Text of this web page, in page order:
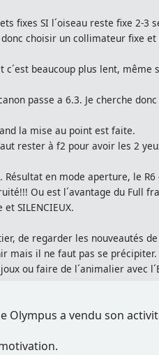
fixes SI l´oiseau reste fixe 2-3
choisir un collimateur fixe
beaucoup plus lent, même
passe a 6.3. Je cherche
la mise au point est faite.
rester à f2 pour avoir les 2
en mode aperture, le
Ou est l´avantage du Full
SILENCIEUX.
de regarder les nouveautés de
mais il ne faut pas se précipiter.
ou faire de l´animalier avec
Olympus a vendu son